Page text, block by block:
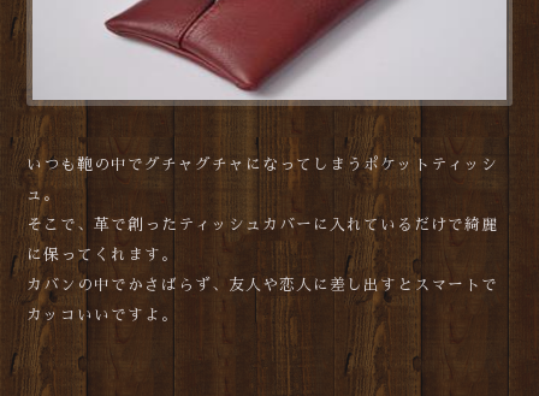
いつも鞄の中でグチャグチャになってしまうポケットティッシ
ュ。
そこで、革で創ったティッシュカバーに入れているだけで綺麗
に保ってくれます。
カバンの中でかさばらず、友人や恋人に差し出すとスマートで
カッコいいですよ。